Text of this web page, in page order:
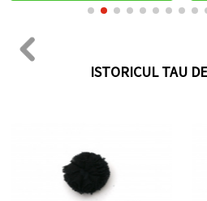
ISTORICUL TAU